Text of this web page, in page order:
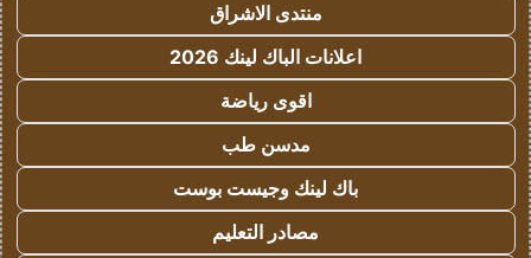
منتدى الاشراق
اعلانات الباك لينك 2026
اقوى رياضة
مدسن طب
باك لينك وجيست بوست
مصادر التعليم